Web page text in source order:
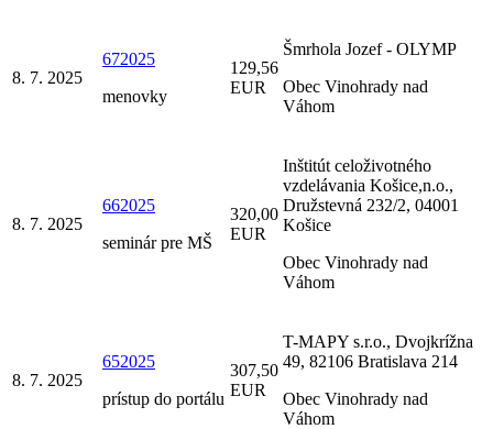
8. 7. 2025
672025
menovky
129,56
EUR
Šmrhola Jozef - OLYMP
Obec Vinohrady nad
Váhom
8. 7. 2025
662025
seminár pre MŠ
320,00
EUR
Inštitút celoživotného
vzdelávania Košice,n.o.,
Družstevná 232/2, 04001
Košice
Obec Vinohrady nad
Váhom
8. 7. 2025
652025
prístup do portálu
307,50
EUR
T-MAPY s.r.o., Dvojkrížna
49, 82106 Bratislava 214
Obec Vinohrady nad
Váhom